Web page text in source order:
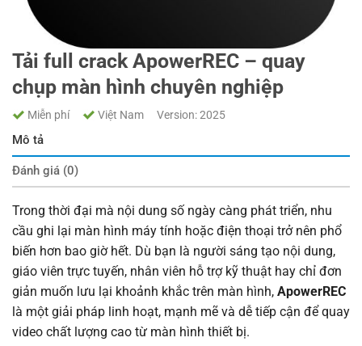
Tải full crack ApowerREC – quay
chụp màn hình chuyên nghiệp
Miễn phí Việt Nam Version: 2025
Mô tả
Đánh giá (0)
Trong thời đại mà nội dung số ngày càng phát triển, nhu
cầu ghi lại màn hình máy tính hoặc điện thoại trở nên phổ
biến hơn bao giờ hết. Dù bạn là người sáng tạo nội dung,
giáo viên trực tuyến, nhân viên hỗ trợ kỹ thuật hay chỉ đơn
giản muốn lưu lại khoảnh khắc trên màn hình, ApowerREC
là một giải pháp linh hoạt, mạnh mẽ và dễ tiếp cận để quay
video chất lượng cao từ màn hình thiết bị.